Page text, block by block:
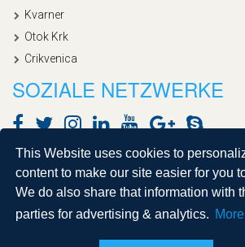
This Website uses cookies to
content to make our site easier for you
We do also share that information with
parties for advertising & analytics.
Kvarner
Otok Krk
Crikvenica
SOZIALE NETZWERKE
Copyright © 2020, Croatialan |Sitemap|